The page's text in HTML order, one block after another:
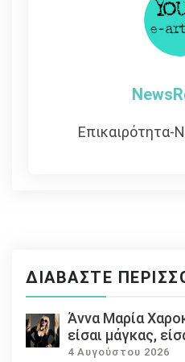
Επικαιρότητα-
ΔΙΑΒΆΣΤΕ
Άννα Μαρία
είσαι μάγκας,
4 Αυγούστου 2026